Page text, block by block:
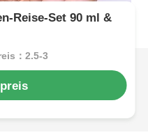
Reise-Set 90 ml &
：2.5-3